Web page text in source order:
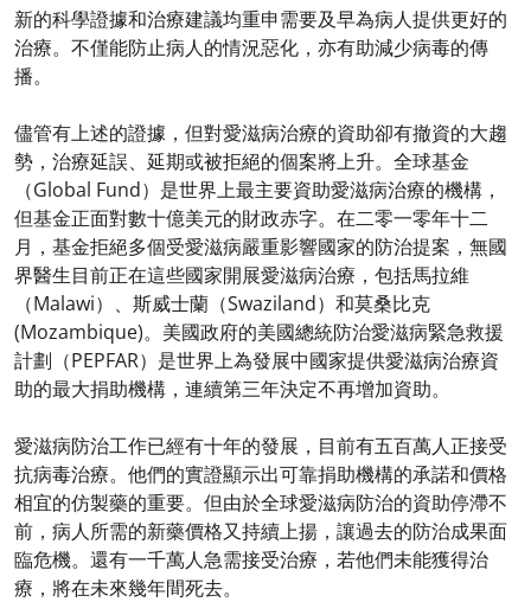
新的科學證據和治療建議均重申需要及早為病人提供更好的
治療。不僅能防止病人的情況惡化，亦有助減少病毒的傳
播。
儘管有上述的證據，但對愛滋病治療的資助卻有撤資的大趨
勢，治療延誤、延期或被拒絕的個案將上升。全球基金
（Global Fund）是世界上最主要資助愛滋病治療的機構，
但基金正面對數十億美元的財政赤字。在二零一零年十二
月，基金拒絕多個受愛滋病嚴重影響國家的防治提案，無國
界醫生目前正在這些國家開展愛滋病治療，包括馬拉維
（Malawi）、斯威士蘭（Swaziland）和莫桑比克
(Mozambique)。美國政府的美國總統防治愛滋病緊急救援
計劃（PEPFAR）是世界上為發展中國家提供愛滋病治療資
助的最大捐助機構，連續第三年決定不再增加資助。
愛滋病防治工作已經有十年的發展，目前有五百萬人正接受
抗病毒治療。他們的實證顯示出可靠捐助機構的承諾和價格
相宜的仿製藥的重要。但由於全球愛滋病防治的資助停滯不
前，病人所需的新藥價格又持續上揚，讓過去的防治成果面
臨危機。還有一千萬人急需接受治療，若他們未能獲得治
療，將在未來幾年間死去。